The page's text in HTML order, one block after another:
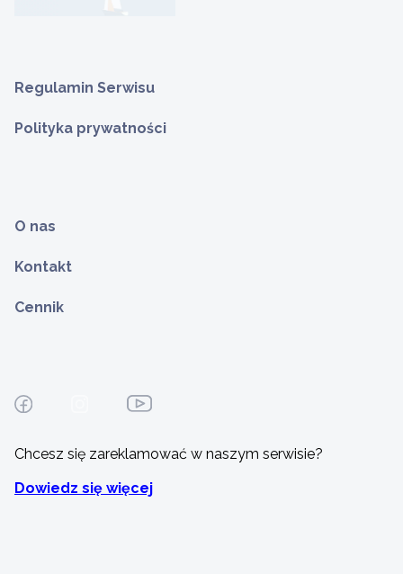
Regulamin Serwisu
Polityka prywatności
O nas
Kontakt
Cennik
Chcesz się zareklamować w naszym serwisie?
Dowiedz się więcej